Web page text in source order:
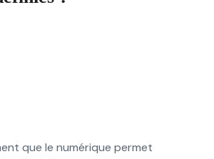
que le numérique permet